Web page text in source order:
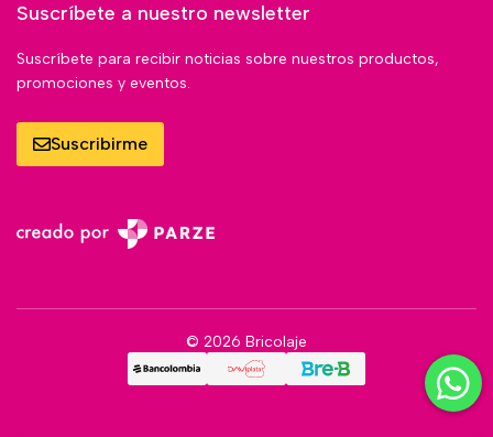
Suscríbete a nuestro newsletter
Suscríbete para recibir noticias sobre nuestros productos,
promociones y eventos.
Suscribirme
© 2026 Bricolaje